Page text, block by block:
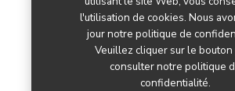
l'utilisation de cookies. Nous
jour notre politique de
Veuillez cliquer sur le bouton
consulter notre politique
confidentialité.
parts de marchés
, CUISINE